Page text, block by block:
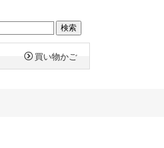
買い物かご